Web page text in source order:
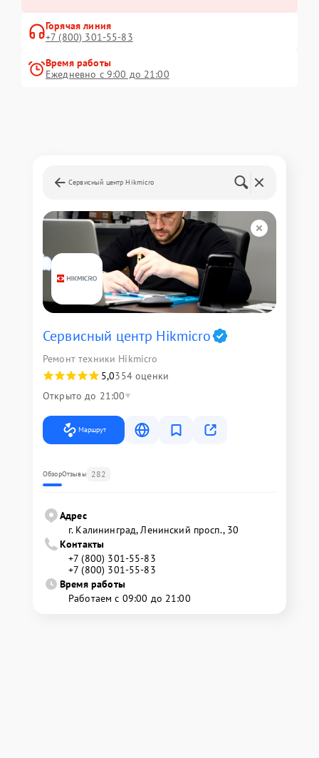
Горячая линия
+7 (800) 301-55-83
Время работы
Ежедневно с 9:00 до 21:00
Сервисный центр Hikmicro
Сервисный центр Hikmicro
Ремонт техники Hikmicro
5,0354 оценки
Открыто до 21:00
Маршрут
ОбзорОтзывы 282
Адрес
г. Калининград, Ленинский просп., 30
Контакты
+7 (800) 301-55-83
+7 (800) 301-55-83
Время работы
Работаем с 09:00 до 21:00